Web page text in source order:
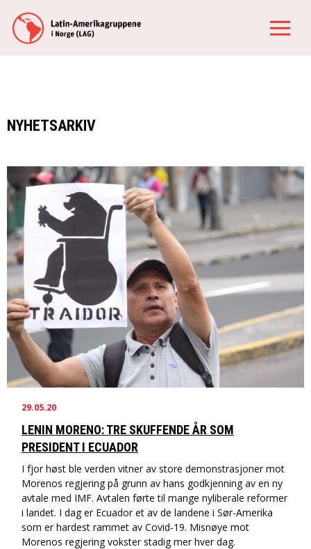
NYHETSARKIV
29.05.20
LENIN MORENO: TRE SKUFFENDE ÅR SOM
PRESIDENT I ECUADOR
I fjor høst ble verden vitner av store demonstrasjoner mot
Morenos regjering på grunn av hans godkjenning av en ny
avtale med IMF. Avtalen førte til mange nyliberale reformer
i landet. I dag er Ecuador et av de landene i Sør-Amerika
som er hardest rammet av Covid-19. Misnøye mot
Morenos regjering vokster stadig mer hver dag.